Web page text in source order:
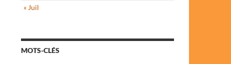
« Juil
MOTS-CLÉS